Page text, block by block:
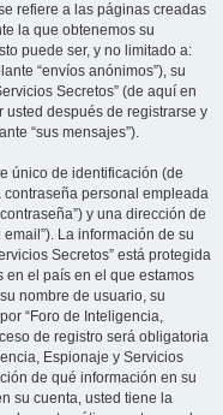
refiere a las páginas creadas
la que obtenemos su
puede ser, y no limitado a:
“envíos anónimos”), su
Secretos” (de aquí en
usted después de registrarse y
“sus mensajes”).
único de identificación (de
contraseña personal empleada
y una dirección de
La información de su
Secretos” está protegida
en el país en el que estamos
nombre de usuario, su
“Foro de Inteligencia,
de registro será obligatoria
Espionaje y Servicios
de qué información en su
su cuenta, usted tiene la